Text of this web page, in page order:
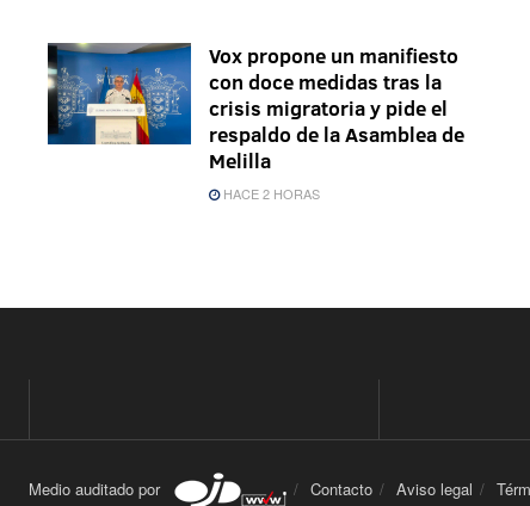
Vox propone un manifiesto
con doce medidas tras la
crisis migratoria y pide el
respaldo de la Asamblea de
Melilla
HACE 2 HORAS
Medio auditado por Contacto Aviso legal